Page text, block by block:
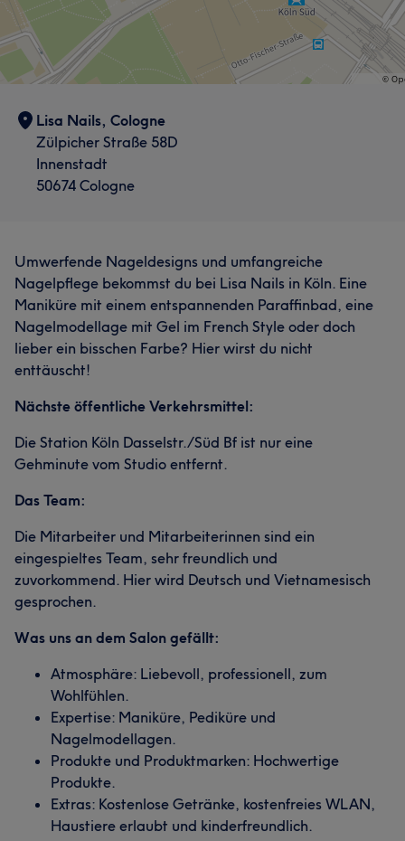
Lisa Nails, Cologne
Zülpicher Straße 58D
Innenstadt
50674 Cologne
Umwerfende Nageldesigns und umfangreiche
Nagelpflege bekommst du bei Lisa Nails in Köln. Eine
Maniküre mit einem entspannenden Paraffinbad, eine
Nagelmodellage mit Gel im French Style oder doch
lieber ein bisschen Farbe? Hier wirst du nicht
enttäuscht!
Nächste öffentliche Verkehrsmittel:
Die Station Köln Dasselstr./Süd Bf ist nur eine
Gehminute vom Studio entfernt.
Das Team:
Die Mitarbeiter und Mitarbeiterinnen sind ein
eingespieltes Team, sehr freundlich und
zuvorkommend. Hier wird Deutsch und Vietnamesisch
gesprochen.
Was uns an dem Salon gefällt:
Atmosphäre: Liebevoll, professionell, zum
Wohlfühlen.
Expertise: Maniküre, Pediküre und
Nagelmodellagen.
Produkte und Produktmarken: Hochwertige
Produkte.
Extras: Kostenlose Getränke, kostenfreies WLAN,
Haustiere erlaubt und kinderfreundlich.